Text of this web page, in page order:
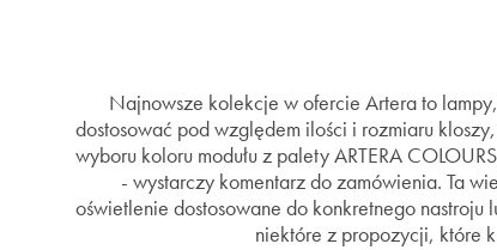
Najnowsze kolekcje w ofercie Artera to
dostosować pod względem ilości i rozmiaru
wyboru koloru modułu z palety ARTERA
- wystarczy komentarz do zamówienia. Ta
oświetlenie dostosowane do konkretnego
niektóre z propozycji, które